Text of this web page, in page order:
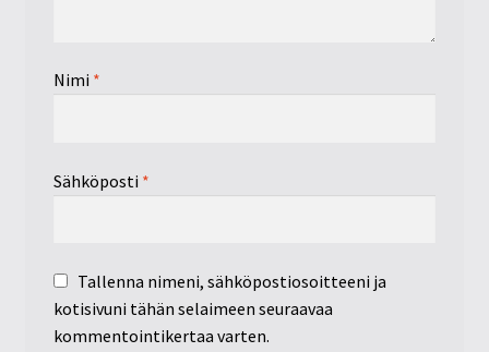
Nimi *
Sähköposti *
Tallenna nimeni, sähköpostiosoitteeni ja
kotisivuni tähän selaimeen seuraavaa
kommentointikertaa varten.